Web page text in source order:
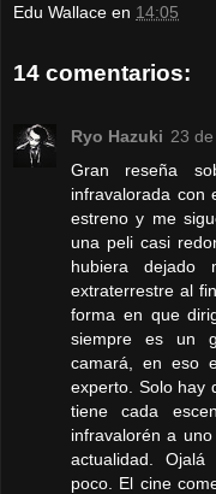
Edu Wallace en 14:05
14 comentarios:
Ryo Hazuki 23
Gran reseña
infravalorada con
estreno y me
una peli casi
hubiera
extraterrestre al
forma en que
siempre es un
camará, en eso
experto. Solo hay
tiene cada
infravalorén a
actualidad.
poco. El cine